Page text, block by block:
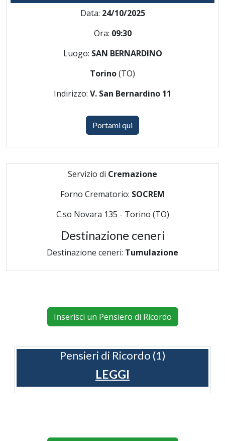
Data: 24/10/2025
Ora: 09:30
Luogo: SAN BERNARDINO
Torino(TO)
Indirizzo: V. San Bernardino 11
Portami qui
Servizio di Cremazione
Forno Crematorio: SOCREM
C.so Novara 135 - Torino (TO)
Destinazione ceneri
Destinazione ceneri: Tumulazione
Inserisci un Pensiero di Ricordo
Pensieri di Ricordo (1)
LEGGI